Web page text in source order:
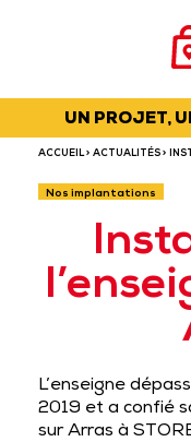
UN PROJET,
ACCUEIL> ACTUALITÉS >
Nos implantations
L’enseigne
2019 et a confié
sur Arras à